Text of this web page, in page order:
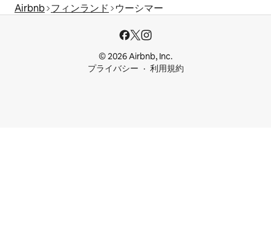
Airbnb フィンランド ウーシマー
© 2026 Airbnb, Inc.
プライバシー
利用規約